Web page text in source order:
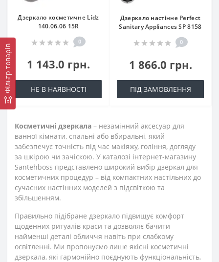
Фільтр товарів
Дзеркало косметичне Lidz
140.06.06 15R
0
1 143.0 грн.
НЕ В НАЯВНОСТІ
Дзеркало настінне Perfect
Sanitary Appliances SP 8158
0
1 866.0 грн.
ПІД ЗАМОВЛЕННЯ
Косметичні дзеркала – незамінний аксесуар для
ванної кімнати, спальні або вбиральні, який
забезпечує точність під час макіяжу, гоління, догляду
за шкірою чи зачіскою. У каталозі інтернет-магазину
Santehboss представлено широкий вибір дзеркал для
косметичних процедур – від компактних настільних до
сучасних настінних моделей з підсвіткою та
збільшенням.
Правильно підібране дзеркало підвищує комфорт
щоденних ритуалів краси та дозволяє бачити
найменші деталі обличчя навіть при слабкому
освітленні. Ми пропонуємо лише якісні косметичні
дзеркала, які гармонійно поєднують функціональність,